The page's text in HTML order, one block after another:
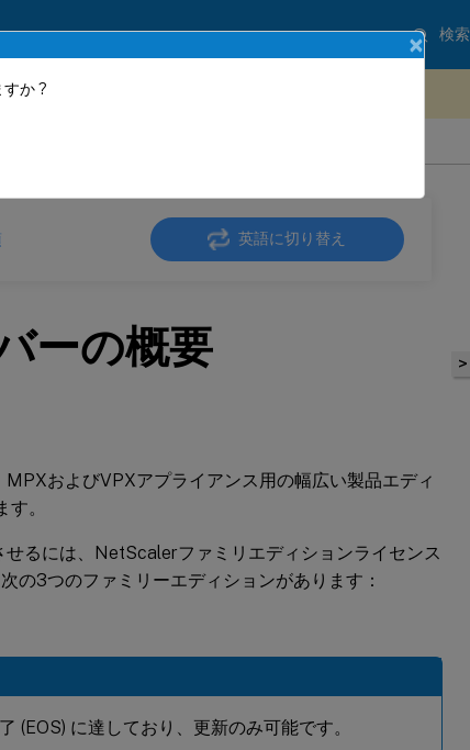
検索
英語に切り替え
ーの概要
およびVPXアプライアンス用の幅広い製品エディ
。
るには、NetScalerファミリエディションライセンス
の3つのファミリーエディションがあります：
(EOS) に達しており、更新のみ可能です。
>
×
か ?